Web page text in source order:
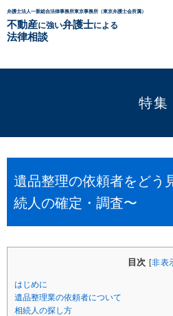
弁護士法人一新総合法律事務所東京事務所（東京弁護士会所属）
不動産に強い弁護士による
法律相談
特集
遺品整理の依頼者をどう
続人の確定・調査〜
目次 [非表
はじめに
遺品整理業の依頼者について
相続人の探し方